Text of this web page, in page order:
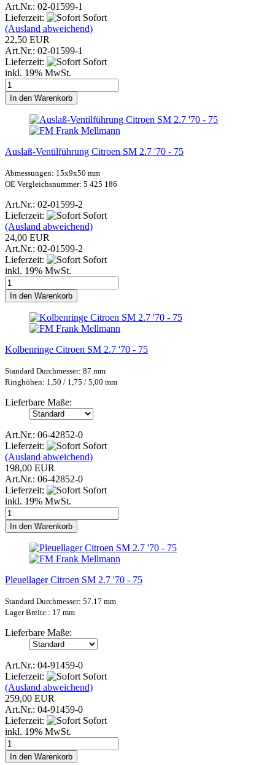
Art.Nr.: 02-01599-1
Lieferzeit:
Sofort
(Ausland abweichend)
22,50 EUR
Art.Nr.: 02-01599-1
Lieferzeit:
Sofort
inkl. 19% MwSt.
In den Warenkorb
Auslaß-Ventilführung Citroen SM 2.7 '70 - 75
Abmessungen: 15x9x50 mm
OE Vergleichsnummer: 5 425 186
Art.Nr.: 02-01599-2
Lieferzeit:
Sofort
(Ausland abweichend)
24,00 EUR
Art.Nr.: 02-01599-2
Lieferzeit:
Sofort
inkl. 19% MwSt.
In den Warenkorb
Kolbenringe Citroen SM 2.7 '70 - 75
Standard Durchmesser: 87 mm
Ringhöhen: 1,50 / 1,75 / 5,00 mm
Lieferbare Maße:
Art.Nr.: 06-42852-0
Lieferzeit:
Sofort
(Ausland abweichend)
198,00 EUR
Art.Nr.: 06-42852-0
Lieferzeit:
Sofort
inkl. 19% MwSt.
In den Warenkorb
Pleuellager Citroen SM 2.7 '70 - 75
Standard Durchmesser: 57.17 mm
Lager Breite : 17 mm
Lieferbare Maße:
Art.Nr.: 04-91459-0
Lieferzeit:
Sofort
(Ausland abweichend)
259,00 EUR
Art.Nr.: 04-91459-0
Lieferzeit:
Sofort
inkl. 19% MwSt.
In den Warenkorb